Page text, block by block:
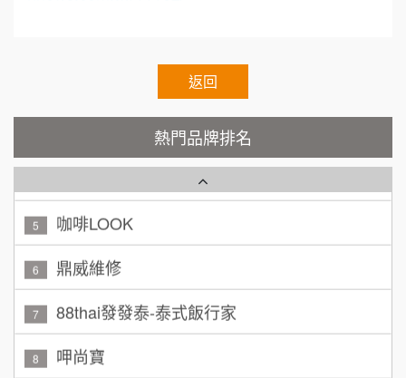
返回
熱門品牌排名
秉宏小米甜甜圈
4 潮鍋癮
5 咖啡LOOK
6 鼎威維修
7 88thai發發泰-泰式飯行家
8 呷尚寶
加盟預算 200萬~300萬
黃 先生/小姐
加盟預算 100萬~150萬
林 先生/小姐 屏東縣
加盟預算